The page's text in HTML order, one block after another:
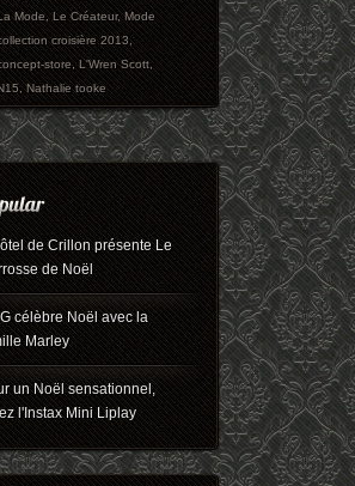
Mode,Le Créateur,Mode
croisière 2013,
store,L'Wren Scott,
,Nathalie tooke
de Crillon présente Le
de Noël
célèbre Noël avec la
Marley
un Noël sensationnel,
l'Instax Mini Liplay